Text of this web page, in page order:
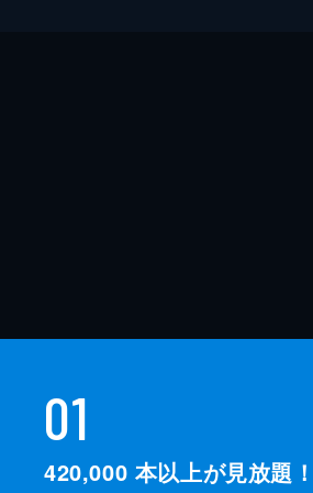
01
420,000 本以上が見放題！